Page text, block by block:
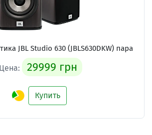
JBL Studio 630 (JBLS630DKW) пара
Цена: 29999 грн
Купить